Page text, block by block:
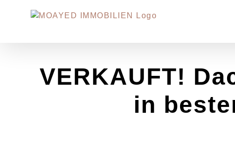
VERKAUFT!
in